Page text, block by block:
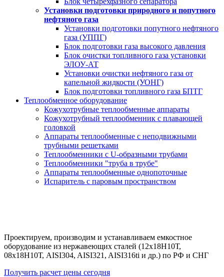
Установки подготовки природного и попутного
нефтяного газа
Установки подготовки попутного нефтяного
газа (УППГ)
Блок подготовки газа высокого давления
Блок очистки топливного газа установки
ЭЛОУ-АТ
Установки очистки нефтяного газа от
капельной жидкости (УОНГ)
Блок подготовки топливного газа БПТГ
Теплообменное оборудование
Кожухотрубные теплообменные аппараты
Кожухотрубный теплообменник с плавающей
головкой
Аппараты теплообменные с неподвижными
трубными решетками
Теплообменники с U-образными трубами
Теплообменники "труба в трубе"
Аппараты теплообменные однопоточные
Испаритель с паровым пространством
Проектируем, производим и устанавливаем емкостное
оборудование из нержавеющих сталей (12х18Н10Т,
08х18Н10Т, AISI304, AISI321, AISI316ti и др.) по РФ и СНГ
Получить расчет цены сегодня